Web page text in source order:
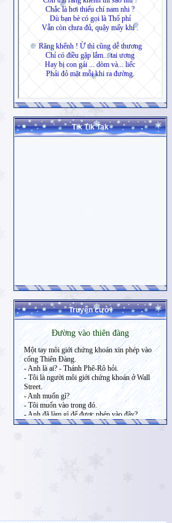
Tik Tik Tak
Truyện cười